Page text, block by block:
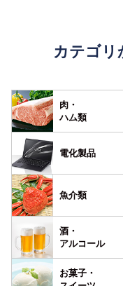
カテゴリ
肉・
ハム類
電化製品
魚介類
酒・
アルコール
お菓子・